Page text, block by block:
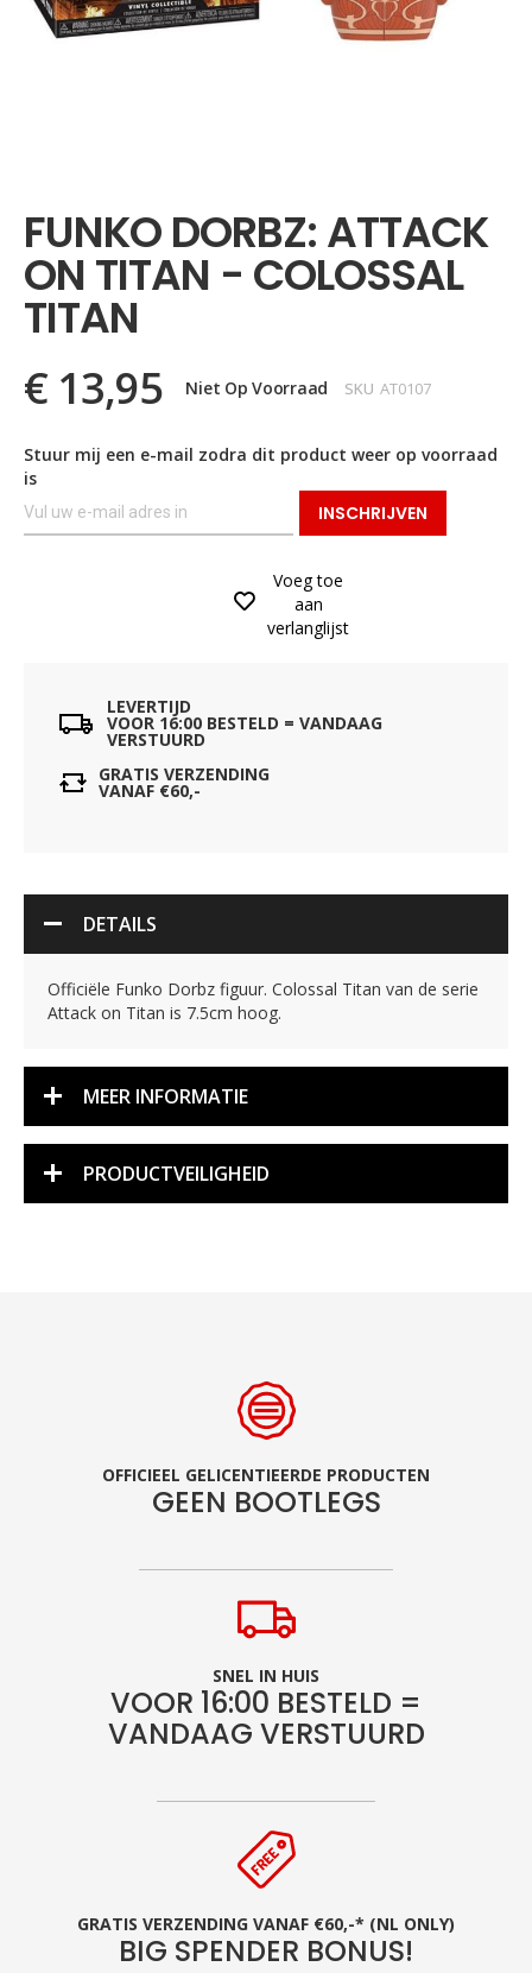
begin
van
de
afbeeldingen-
gallerij
FUNKO DORBZ: ATTACK
ON TITAN - COLOSSAL
TITAN
€ 13,95 Niet Op Voorraad SKU AT0107
Stuur mij een e-mail zodra dit product weer op voorraad
is
INSCHRIJVEN
Voeg toe
aan
verlanglijst
LEVERTIJD
VOOR 16:00 BESTELD = VANDAAG
VERSTUURD
GRATIS VERZENDING
VANAF €60,-
DETAILS
Officiële Funko Dorbz figuur. Colossal Titan van de serie
Attack on Titan is 7.5cm hoog.
MEER INFORMATIE
PRODUCTVEILIGHEID
OFFICIEEL GELICENTIEERDE PRODUCTEN
GEEN BOOTLEGS
SNEL IN HUIS
VOOR 16:00 BESTELD =
VANDAAG VERSTUURD
GRATIS VERZENDING VANAF €60,-* (NL ONLY)
BIG SPENDER BONUS!